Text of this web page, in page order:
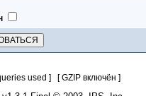
used ] [ GZIP включён ]